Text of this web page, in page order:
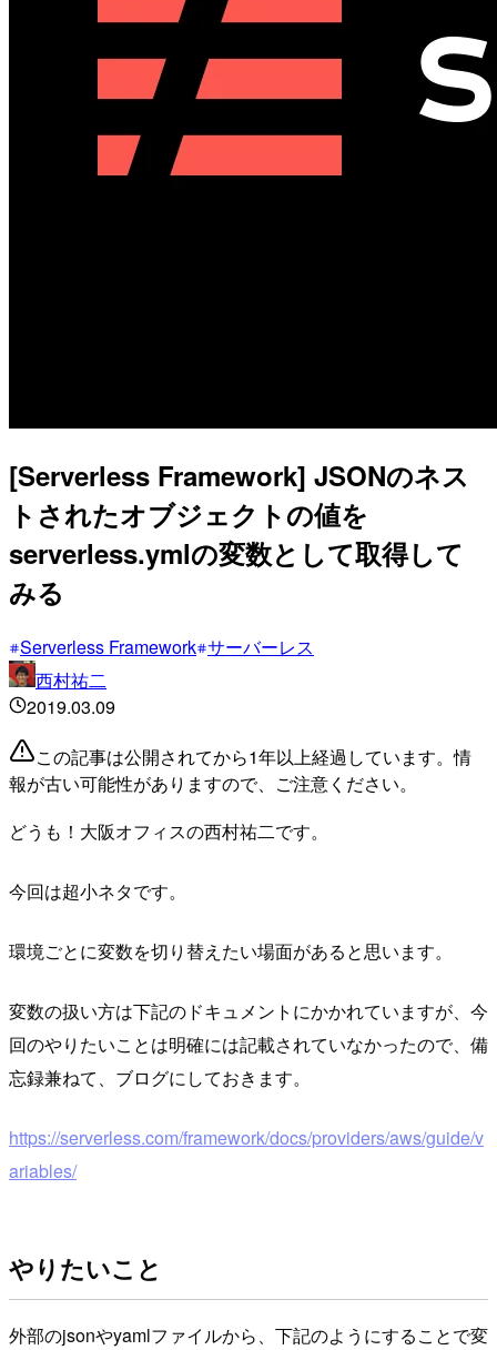
[Serverless Framework] JSONのネス
トされたオブジェクトの値を
serverless.ymlの変数として取得して
みる
Serverless Framework サーバーレス
西村祐二
2019.03.09
この記事は公開されてから1年以上経過しています。情
報が古い可能性がありますので、ご注意ください。
どうも！大阪オフィスの西村祐二です。
今回は超小ネタです。
環境ごとに変数を切り替えたい場面があると思います。
変数の扱い方は下記のドキュメントにかかれていますが、今
回のやりたいことは明確には記載されていなかったので、備
忘録兼ねて、ブログにしておきます。
https://serverless.com/framework/docs/providers/aws/guide/v
ariables/
やりたいこと
外部のjsonやyamlファイルから、下記のようにすることで変